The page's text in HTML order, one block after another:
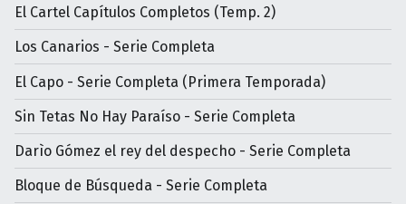
El Cartel Capítulos Completos (Temp. 2)
Los Canarios - Serie Completa
El Capo - Serie Completa (Primera Temporada)
Sin Tetas No Hay Paraíso - Serie Completa
Darìo Gómez el rey del despecho - Serie Completa
Bloque de Búsqueda - Serie Completa